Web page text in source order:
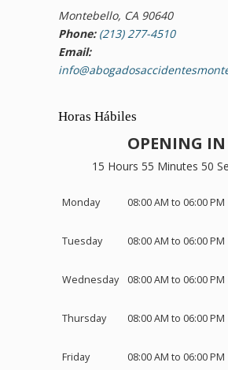
Montebello, CA 90640
Phone: (213) 277-4510
Email:
Horas Hábiles
OPENING IN
15 Hours 55 Minutes 49
Monday 08:00 AM to 06:00 PM
Tuesday 08:00 AM to 06:00 PM
Wednesday 08:00 AM to 06:00 PM
Thursday 08:00 AM to 06:00 PM
Friday 08:00 AM to 06:00 PM